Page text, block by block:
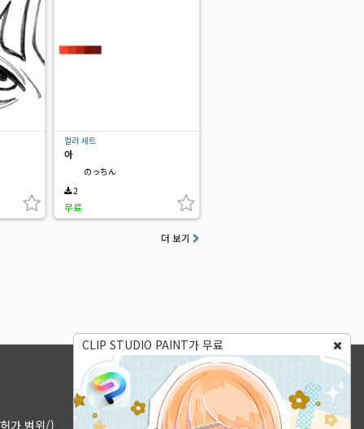
컬러 세트
아
のっちん
2
무료
더 보기
CLIP STUDIO PAINT가 무료
가 범위/)